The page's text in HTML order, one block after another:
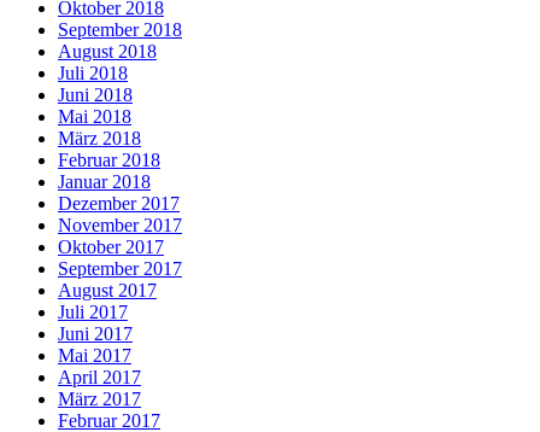
Oktober 2018
September 2018
August 2018
Juli 2018
Juni 2018
Mai 2018
März 2018
Februar 2018
Januar 2018
Dezember 2017
November 2017
Oktober 2017
September 2017
August 2017
Juli 2017
Juni 2017
Mai 2017
April 2017
März 2017
Februar 2017